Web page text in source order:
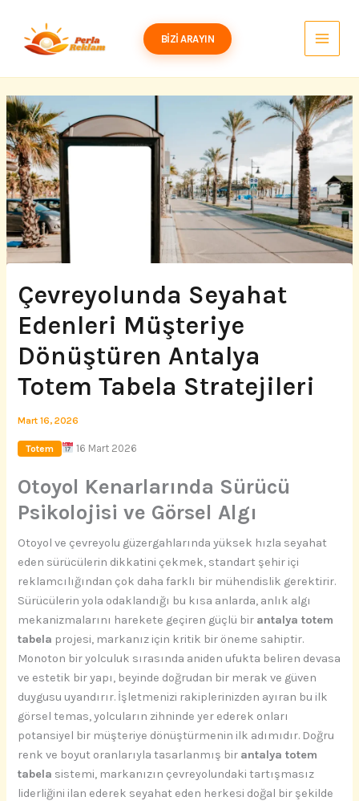
BIZI ARAYIN
Çevreyolunda Seyahat
Edenleri Müşteriye
Dönüştüren Antalya
Totem Tabela Stratejileri
Mart 16, 2026
Totem 16 Mart 2026
Otoyol Kenarlarında Sürücü
Psikolojisi ve Görsel Algı
Otoyol ve çevreyolu güzergahlarında yüksek hızla seyahat
eden sürücülerin dikkatini çekmek, standart şehir içi
reklamcılığından çok daha farklı bir mühendislik gerektirir.
Sürücülerin yola odaklandığı bu kısa anlarda, anlık algı
mekanizmalarını harekete geçiren güçlü bir antalya totem
tabela projesi, markanız için kritik bir öneme sahiptir.
Monoton bir yolculuk sırasında aniden ufukta beliren devasa
ve estetik bir yapı, beyinde doğrudan bir merak ve güven
duygusu uyandırır. İşletmenizi rakiplerinizden ayıran bu ilk
görsel temas, yolcuların zihninde yer ederek onları
potansiyel bir müşteriye dönüştürmenin ilk adımıdır. Doğru
renk ve boyut oranlarıyla tasarlanmış bir antalya totem
tabela sistemi, markanızın çevreyolundaki tartışmasız
liderliğini ilan ederek seyahat eden herkesi doğal bir şekilde